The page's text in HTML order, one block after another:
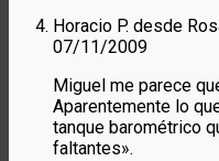
Horacio P. desde
07/11/2009
Miguel me parece
Aparentemente lo
tanque barométrico
faltantes».